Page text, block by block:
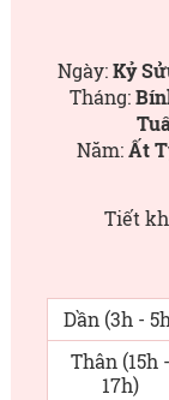
Ngày:Kỷ
Tháng:
Năm:Ất
Tiết
Dần (3h -
Thân (15h -
17h)